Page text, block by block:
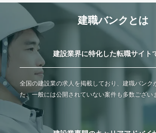
建職バンクとは
建設業界に特化した転職サイト
全国の建設業の求人を掲載しており、建職バンク
た、一般には公開されていない案件も多数ござい